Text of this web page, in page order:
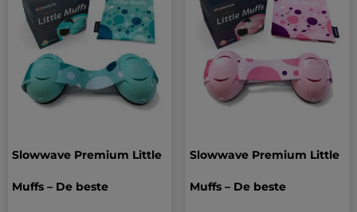
Slowwave Premium Little
Muffs – De beste
Slowwave Premium Little
Muffs – De beste